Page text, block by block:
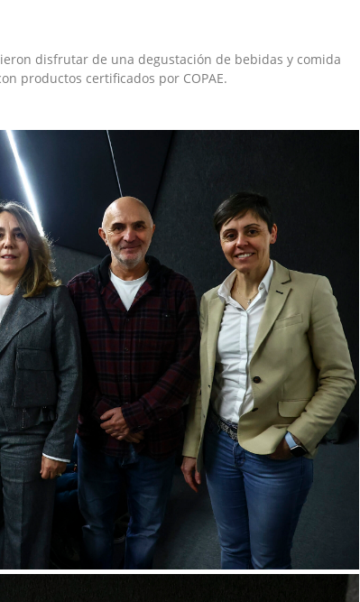
disfrutar de una degustación de bebidas y comida
productos certificados por COPAE.